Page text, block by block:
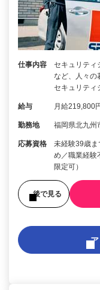
仕事内容
セキュリティ
など、人々の
セキュリティ
給与 月給219,800
勤務地 福岡県北九州
応募資格
未経験39歳ま
め／職業経
限定可）
後で見る